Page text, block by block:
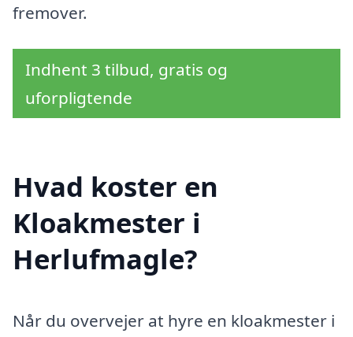
fremover.
Indhent 3 tilbud, gratis og
uforpligtende
Hvad koster en
Kloakmester i
Herlufmagle?
Når du overvejer at hyre en kloakmester i